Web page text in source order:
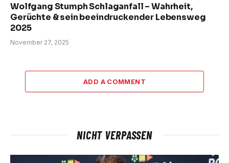
Wolfgang Stumph Schlaganfall – Wahrheit,
Gerüchte & sein beeindruckender Lebensweg
2025
November 27, 2025
ADD A COMMENT
NICHT VERPASSEN